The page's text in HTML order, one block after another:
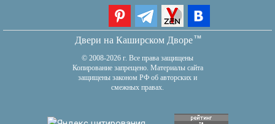
Двери на Каширском Дворетм
© 2008-2026 г. Все права защищены
Копирование запрещено. Материалы сайта
защищены законом РФ об авторских и
смежных правах.